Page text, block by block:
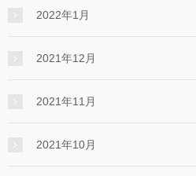
2022年1月
2021年12月
2021年11月
2021年10月